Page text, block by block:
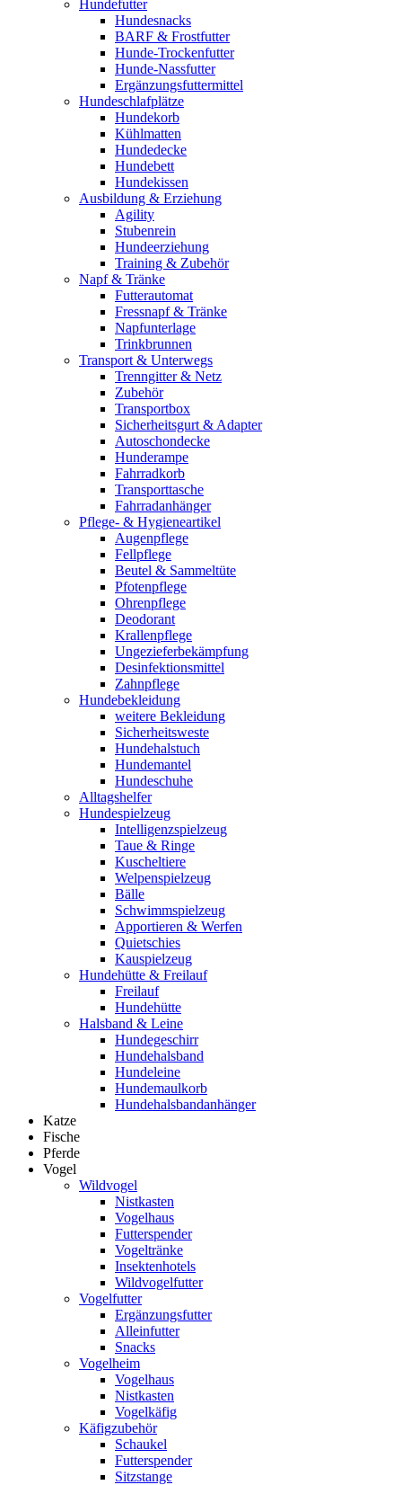
Hundefutter
Hundesnacks
BARF & Frostfutter
Hunde-Trockenfutter
Hunde-Nassfutter
Ergänzungsfuttermittel
Hundeschlafplätze
Hundekorb
Kühlmatten
Hundedecke
Hundebett
Hundekissen
Ausbildung & Erziehung
Agility
Stubenrein
Hundeerziehung
Training & Zubehör
Napf & Tränke
Futterautomat
Fressnapf & Tränke
Napfunterlage
Trinkbrunnen
Transport & Unterwegs
Trenngitter & Netz
Zubehör
Transportbox
Sicherheitsgurt & Adapter
Autoschondecke
Hunderampe
Fahrradkorb
Transporttasche
Fahrradanhänger
Pflege- & Hygieneartikel
Augenpflege
Fellpflege
Beutel & Sammeltüte
Pfotenpflege
Ohrenpflege
Deodorant
Krallenpflege
Ungezieferbekämpfung
Desinfektionsmittel
Zahnpflege
Hundebekleidung
weitere Bekleidung
Sicherheitsweste
Hundehalstuch
Hundemantel
Hundeschuhe
Alltagshelfer
Hundespielzeug
Intelligenzspielzeug
Taue & Ringe
Kuscheltiere
Welpenspielzeug
Bälle
Schwimmspielzeug
Apportieren & Werfen
Quietschies
Kauspielzeug
Hundehütte & Freilauf
Freilauf
Hundehütte
Halsband & Leine
Hundegeschirr
Hundehalsband
Hundeleine
Hundemaulkorb
Hundehalsbandanhänger
Katze
Fische
Pferde
Vogel
Wildvogel
Nistkasten
Vogelhaus
Futterspender
Vogeltränke
Insektenhotels
Wildvogelfutter
Vogelfutter
Ergänzungsfutter
Alleinfutter
Snacks
Vogelheim
Vogelhaus
Nistkasten
Vogelkäfig
Käfigzubehör
Schaukel
Futterspender
Sitzstange